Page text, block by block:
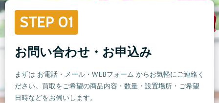
STEP 01
お問い合わせ・お申込み
まずは お電話・メール・WEBフォーム からお気軽にご連絡く
ださい。買取をご希望の商品内容・数量・設置場所・ご希望
日時などをお伺いします。